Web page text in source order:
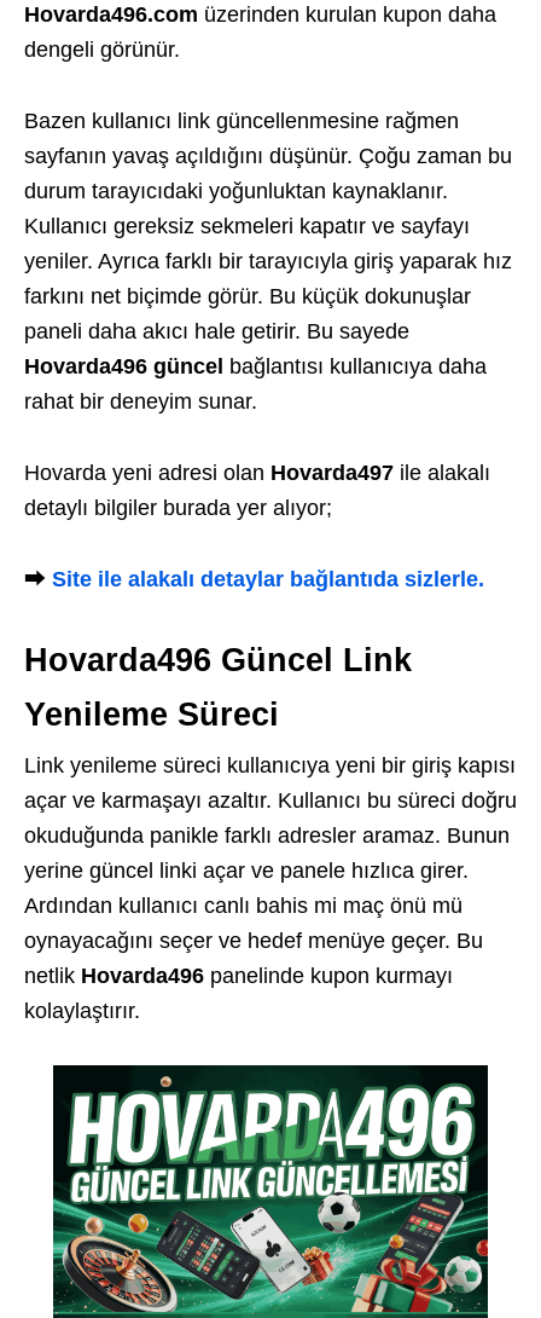
Hovarda496.com üzerinden kurulan kupon daha
dengeli görünür.
Bazen kullanıcı link güncellenmesine rağmen
sayfanın yavaş açıldığını düşünür. Çoğu zaman bu
durum tarayıcıdaki yoğunluktan kaynaklanır.
Kullanıcı gereksiz sekmeleri kapatır ve sayfayı
yeniler. Ayrıca farklı bir tarayıcıyla giriş yaparak hız
farkını net biçimde görür. Bu küçük dokunuşlar
paneli daha akıcı hale getirir. Bu sayede
Hovarda496 güncel bağlantısı kullanıcıya daha
rahat bir deneyim sunar.
Hovarda yeni adresi olan Hovarda497 ile alakalı
detaylı bilgiler burada yer alıyor;
⮕ Site ile alakalı detaylar bağlantıda sizlerle.
Hovarda496 Güncel Link
Yenileme Süreci
Link yenileme süreci kullanıcıya yeni bir giriş kapısı
açar ve karmaşayı azaltır. Kullanıcı bu süreci doğru
okuduğunda panikle farklı adresler aramaz. Bunun
yerine güncel linki açar ve panele hızlıca girer.
Ardından kullanıcı canlı bahis mi maç önü mü
oynayacağını seçer ve hedef menüye geçer. Bu
netlik Hovarda496 panelinde kupon kurmayı
kolaylaştırır.